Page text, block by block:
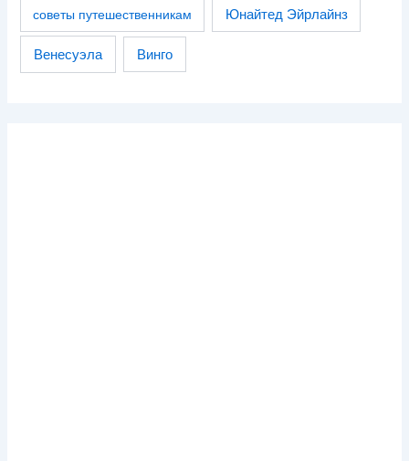
советы путешественникам Юнайтед Эйрлайнз
Венесуэла Винго